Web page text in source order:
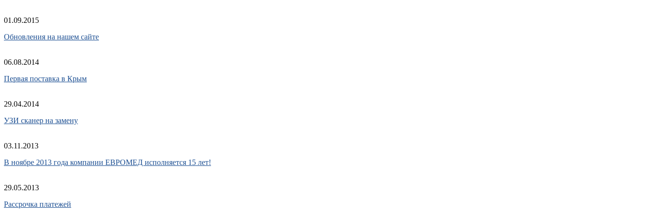
01.09.2015
Обновления на нашем сайте
06.08.2014
Первая поставка в Крым
29.04.2014
УЗИ сканер на замену
03.11.2013
В ноябре 2013 года компании ЕВРОМЕД исполняется 15 лет!
29.05.2013
Рассрочка платежей